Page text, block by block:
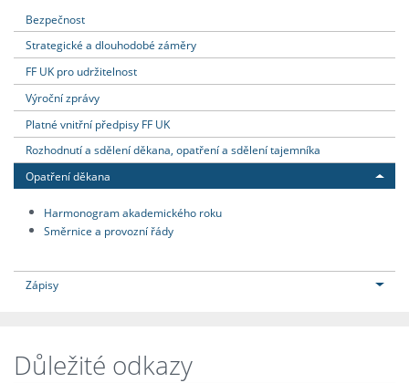
Bezpečnost
Strategické a dlouhodobé záměry
FF UK pro udržitelnost
Výroční zprávy
Platné vnitřní předpisy FF UK
Rozhodnutí a sdělení děkana, opatření a sdělení tajemníka
Opatření děkana
Harmonogram akademického roku
Směrnice a provozní řády
Zápisy
Důležité odkazy